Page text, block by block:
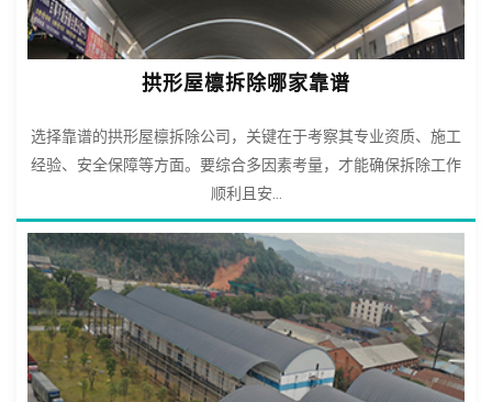
拱形屋檩拆除哪家靠谱
选择靠谱的拱形屋檩拆除公司，关键在于考察其专业资质、施工
经验、安全保障等方面。要综合多因素考量，才能确保拆除工作
顺利且安...